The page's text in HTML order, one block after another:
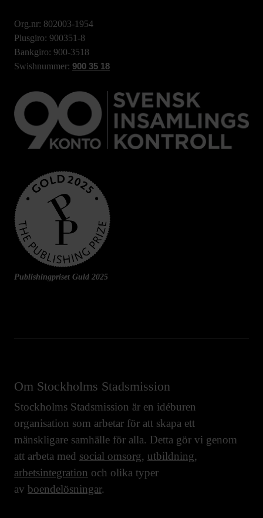
Org.nr: 802003-1954
Plusgiro: 900351-8
Bankgiro: 900-3518
Swishnummer: 900 35 18
Publishingpriset Guld 2025
Om Stockholms Stadsmission
Stockholms Stadsmission är en idéburen
organisation som arbetar för att skapa ett
mänskligare samhälle för alla. Detta gör vi genom
att arbeta med social omsorg, utbildning,
arbetsintegration och olika typer
av boendelösningar.